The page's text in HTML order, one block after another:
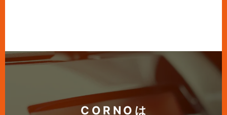
CORNOは